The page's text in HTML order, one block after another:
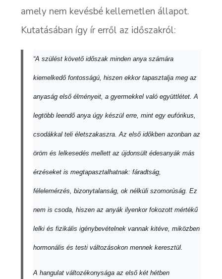
amely nem kevésbé kellemetlen állapot.
Kutatásában így ír erről az időszakról:
“A szülést követő időszak minden anya számára
kiemelkedő fontosságú, hiszen ekkor tapasztalja meg az
anyaság első élményeit, a gyermekkel való együttlétet. A
legtöbb leendő anya úgy készül erre, mint egy eufórikus,
csodákkal teli életszakaszra. Az első időkben azonban az
öröm és lelkesedés mellett az újdonsült édesanyák más
érzéseket is megtapasztalhatnak: fáradtság,
félelemérzés, bizonytalanság, ok nélküli szomorúság. Ez
nem is csoda, hiszen az anyák ilyenkor fokozott mértékű
lelki és fizikális igénybevételnek vannak kitéve, miközben
hormonális és testi változásokon mennek keresztül.
A hangulat változékonysága az első két hétben